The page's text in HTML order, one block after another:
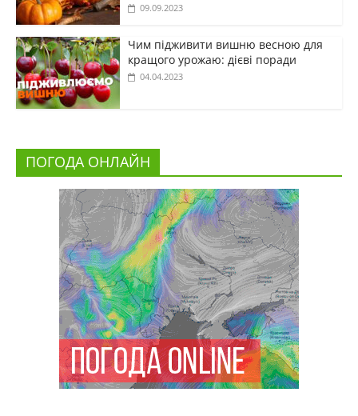
09.09.2023
Чим підживити вишню весною для
кращого урожаю: дієві поради
04.04.2023
ПОГОДА ОНЛАЙН